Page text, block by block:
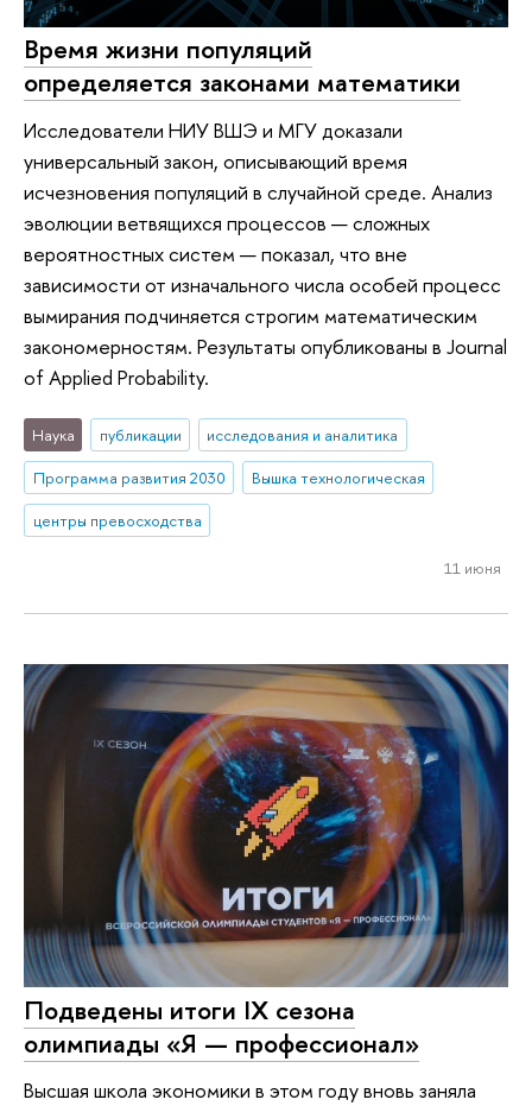
Время жизни популяций
определяется законами математики
Исследователи НИУ ВШЭ и МГУ доказали
универсальный закон, описывающий время
исчезновения популяций в случайной среде. Анализ
эволюции ветвящихся процессов — сложных
вероятностных систем — показал, что вне
зависимости от изначального числа особей процесс
вымирания подчиняется строгим математическим
закономерностям. Результаты опубликованы в Journal
of Applied Probability.
Наука публикации
исследования и аналитика
Программа развития 2030
Вышка технологическая
центры превосходства
11 июня
Подведены итоги IX сезона
олимпиады «Я — профессионал»
Высшая школа экономики в этом году вновь заняла